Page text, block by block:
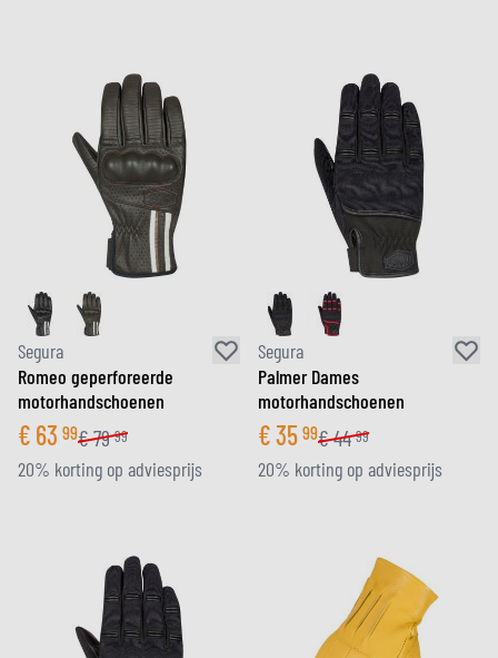
Segura
Romeo geperforeerde
motorhandschoenen
€ 63 99€79 99
20% korting op adviesprijs
Segura
Palmer Dames
motorhandschoenen
€35 99€44 99
20% korting op adviesprijs